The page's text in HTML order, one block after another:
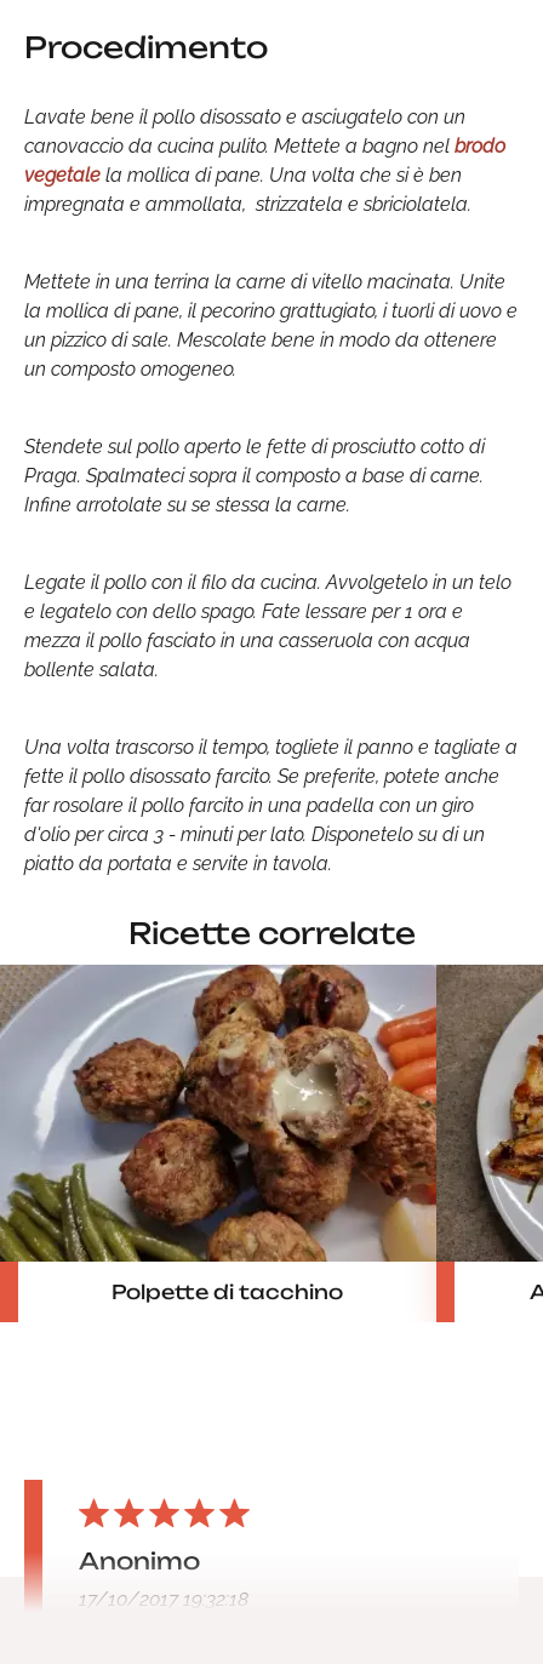
Procedimento
Lavate bene il pollo disossato e asciugatelo con un
canovaccio da cucina pulito. Mettete a bagno nel brodo
vegetale la mollica di pane. Una volta che si è ben
impregnata e ammollata, strizzatela e sbriciolatela.
Mettete in una terrina la carne di vitello macinata. Unite
la mollica di pane, il pecorino grattugiato, i tuorli di uovo e
un pizzico di sale. Mescolate bene in modo da ottenere
un composto omogeneo.
Stendete sul pollo aperto le fette di prosciutto cotto di
Praga. Spalmateci sopra il composto a base di carne.
Infine arrotolate su se stessa la carne.
Legate il pollo con il filo da cucina. Avvolgetelo in un telo
e legatelo con dello spago. Fate lessare per 1 ora e
mezza il pollo fasciato in una casseruola con acqua
bollente salata.
Una volta trascorso il tempo, togliete il panno e tagliate a
fette il pollo disossato farcito. Se preferite, potete anche
far rosolare il pollo farcito in una padella con un giro
d'olio per circa 3 - minuti per lato. Disponetelo su di un
piatto da portata e servite in tavola.
Ricette correlate
Polpette di tacchino
Anonimo
17/10/2017 19:32:18